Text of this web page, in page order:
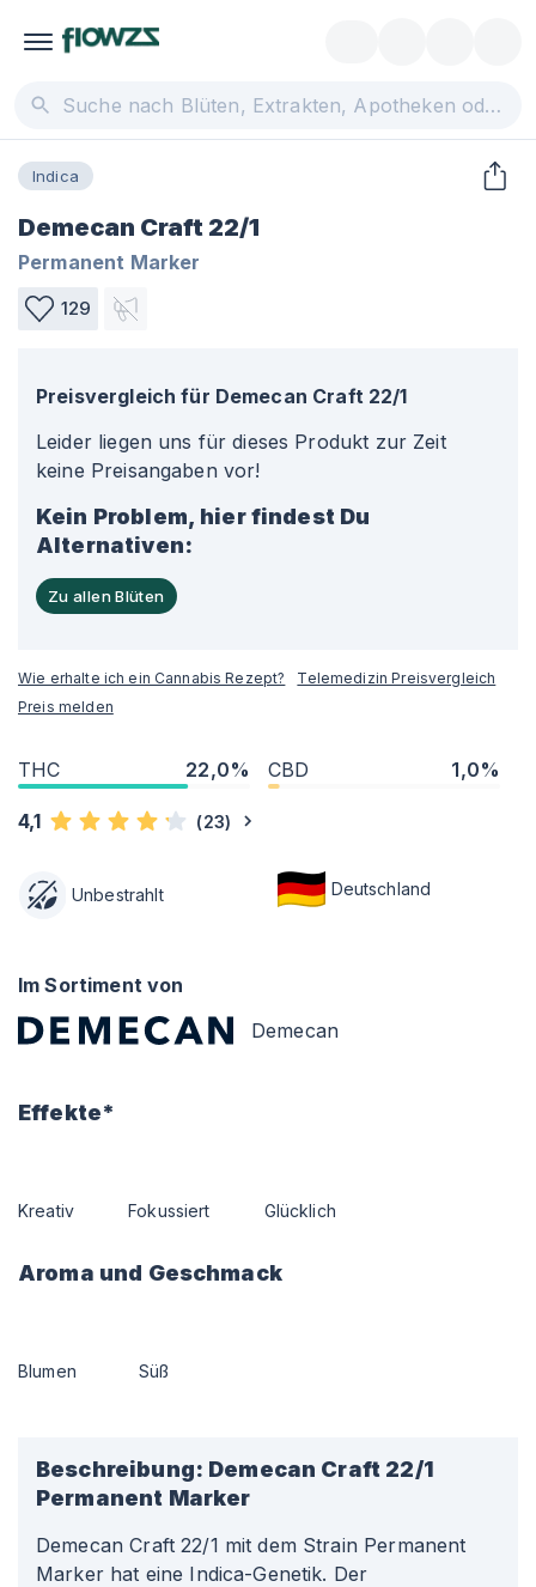
Indica
Demecan Craft 22/1
Permanent Marker
129
Preisvergleich für Demecan Craft 22/1
Leider liegen uns für dieses Produkt zur Zeit
keine Preisangaben vor!
Kein Problem, hier findest Du
Alternativen:
Zu allen Blüten
Wie erhalte ich ein Cannabis Rezept?
Telemedizin Preisvergleich
Preis melden
THC 22,0% CBD 1,0%
4,1 (23)
Unbestrahlt Deutschland
Im Sortiment von
Demecan
Effekte*
Kreativ Fokussiert Glücklich
Aroma und Geschmack
Blumen Süß
Beschreibung: Demecan Craft 22/1
Permanent Marker
Demecan Craft 22/1 mit dem Strain Permanent
Marker hat eine Indica-Genetik. Der